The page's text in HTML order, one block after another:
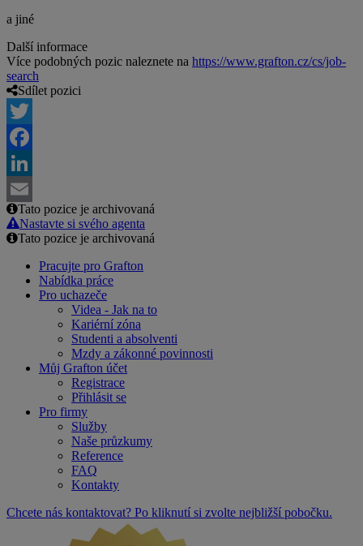
a jiné
Další informace
Více podobných pozic naleznete na https://www.grafton.cz/cs/job-
search
Sdílet pozici
Twitter
Facebook
LinkedIn
Email
Tato pozice je archivovaná
Nastavte si svého agenta
Tato pozice je archivovaná
Pracujte pro Grafton
Nabídka práce
Pro uchazeče
Videa - Jak na to
Kariérní zóna
Studenti a absolventi
Mzdy a zákonné povinnosti
Můj Grafton účet
Registrace
Přihlásit se
Pro firmy
Služby
Naše průzkumy
Reference
FAQ
Kontakty
Chcete nás kontaktovat? Po kliknutí si zvolte nejbližší pobočku.